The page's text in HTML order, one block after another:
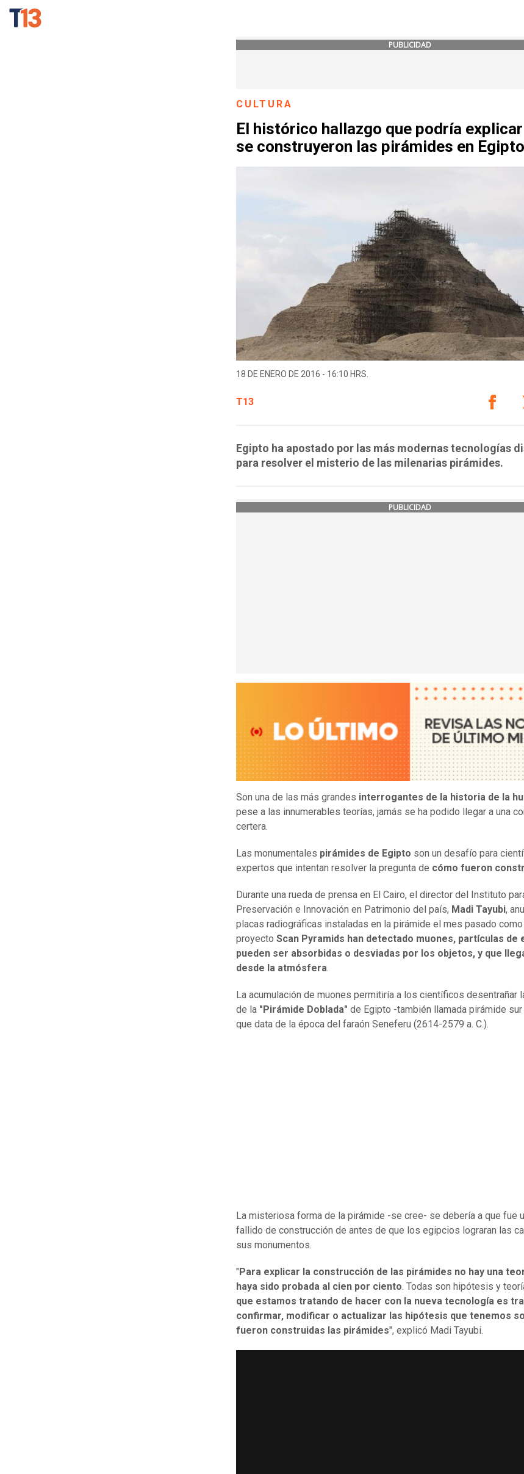
PUBLICIDAD
CULTURA
El histórico hallazgo que podría
se construyeron las pirámides en Egipto
18 DE ENERO DE 2016 - 16:10 HRS.
T13
Egipto ha apostado por las más modernas tecnologías
para resolver el misterio de las milenarias pirámides.
PUBLICIDAD
Son una de las más grandes interrogantes de la historia de la
pese a las innumerables teorías, jamás se ha podido llegar a una
certera.
Las monumentales pirámides de Egipto son un desafío para
expertos que intentan resolver la pregunta de cómo fueron
Durante una rueda de prensa en El Cairo, el director del Instituto
Preservación e Innovación en Patrimonio del país, Madi Tayubi,
placas radiográficas instaladas en la pirámide el mes pasado como
proyecto Scan Pyramids han detectado muones, partículas de
pueden ser absorbidas o desviadas por los objetos, y que
desde la atmósfera.
La acumulación de muones permitiría a los científicos desentrañar
de la "Pirámide Doblada" de Egipto -también llamada pirámide
que data de la época del faraón Seneferu (2614-2579 a. C.).
La misteriosa forma de la pirámide -se cree- se debería a que fue
fallido de construcción de antes de que los egipcios lograran las
sus monumentos.
" Para explicar la construcción de las pirámides no hay una
haya sido probada al cien por ciento. Todas son hipótesis y
que estamos tratando de hacer con la nueva tecnología es
confirmar, modificar o actualizar las hipótesis que tenemos
fueron construidas las pirámides", explicó Madi Tayubi.